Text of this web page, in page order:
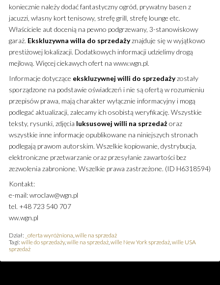
koniecznie należy dodać fantastyczny ogród, prywatny basen z
jacuzzi, własny kort tenisowy, strefę grill, strefę lounge etc.
Właściciele aut docenią na pewno podgrzewany, 3-stanowiskowy
garaż. Ekskluzywna willa do sprzedażyznajduje się w wyjątkowo
prestiżowej lokalizacji. Dodatkowych informacji udzielimy drogą
mejlową. Więcej ciekawych ofert na www.wgn.pl.
Informacje dotyczące ekskluzywnej willi do sprzedażyzostały
sporządzone na podstawie oświadczeń i nie są ofertą w rozumieniu
przepisów prawa, mają charakter wyłącznie informacyjny i mogą
podlegać aktualizacji, zalecamy ich osobistą weryfikację. Wszystkie
teksty, rysunki, zdjęcia luksusowej willi na sprzedażoraz
wszystkie inne informacje opublikowane na niniejszych stronach
podlegają prawom autorskim. Wszelkie kopiowanie, dystrybucja,
elektroniczne przetwarzanie oraz przesyłanie zawartości bez
zezwolenia zabronione. Wszelkie prawa zastrzeżone. (ID H6318594)
Kontakt:
e-mail: wroclaw@wgn.pl
tel. +48 723 540 707
ww.wgn.pl
Dział: _oferta wyróżniona wille na sprzedaż
Tagi: wille do sprzedaży, wille na sprzedaż, wille New York sprzedaż, wille USA
sprzedaż